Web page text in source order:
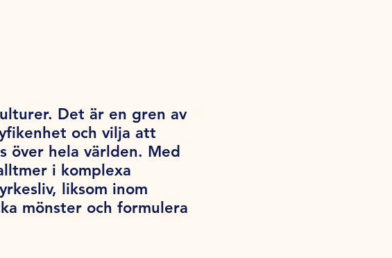
Det är en gren av
och vilja att
över hela världen. Med
i komplexa
liksom inom
mönster och formulera